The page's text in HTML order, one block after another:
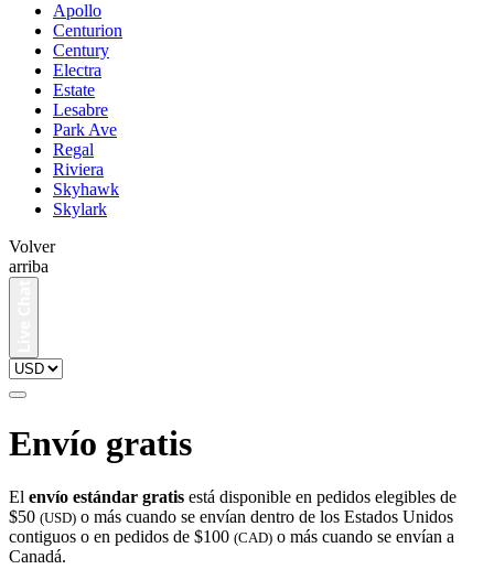
Apollo
Centurion
Century
Electra
Estate
Lesabre
Park Ave
Regal
Riviera
Skyhawk
Skylark
Volver
arriba
Envío gratis
El envío estándar gratis está disponible en pedidos elegibles de
$50 (USD) o más cuando se envían dentro de los Estados Unidos
contiguos o en pedidos de $100 (CAD) o más cuando se envían a
Canadá.